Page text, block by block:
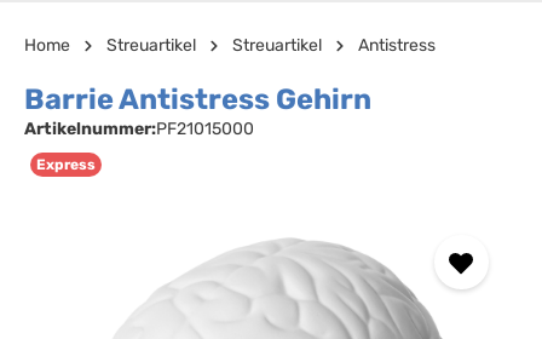
Home Streuartikel Streuartikel Antistress
Barrie Antistress Gehirn
Artikelnummer:PF21015000
Express